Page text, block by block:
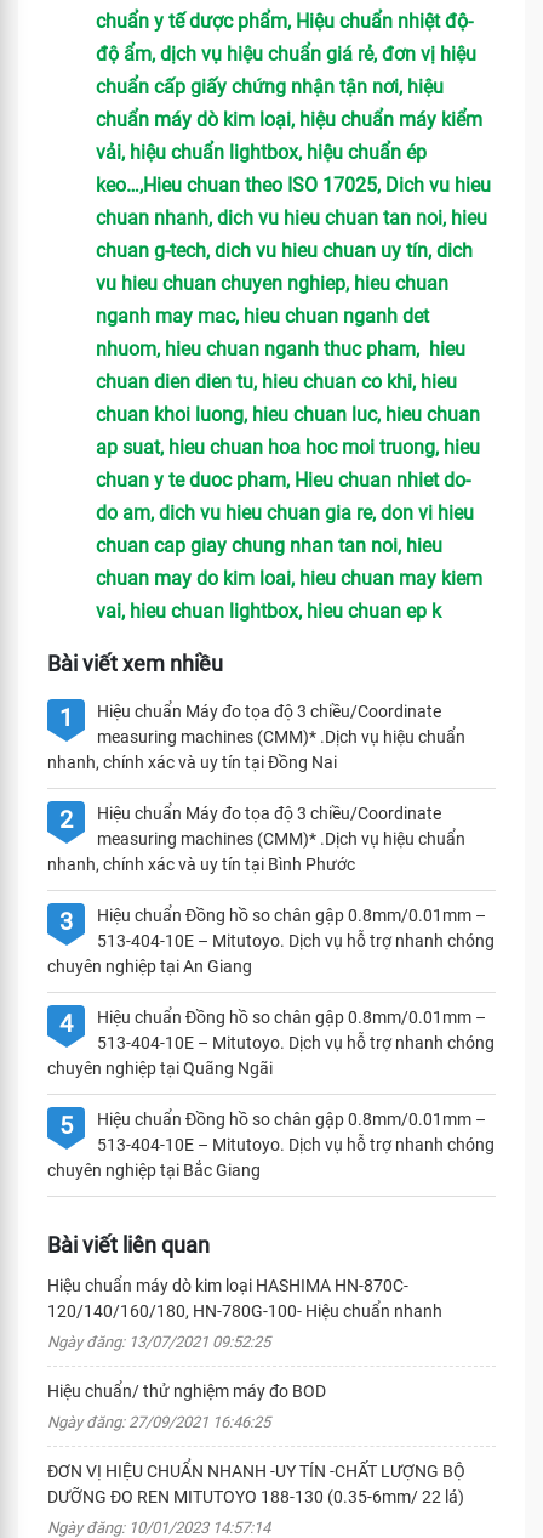
chuẩn y tế dược phẩm, Hiệu chuẩn nhiệt độ-
độ ẩm, dịch vụ hiệu chuẩn giá rẻ, đơn vị hiệu
chuẩn cấp giấy chứng nhận tận nơi, hiệu
chuẩn máy dò kim loại, hiệu chuẩn máy kiểm
vải, hiệu chuẩn lightbox, hiệu chuẩn ép
keo…,Hieu chuan theo ISO 17025, Dich vu hieu
chuan nhanh, dich vu hieu chuan tan noi, hieu
chuan g-tech, dich vu hieu chuan uy tín, dich
vu hieu chuan chuyen nghiep, hieu chuan
nganh may mac, hieu chuan nganh det
nhuom, hieu chuan nganh thuc pham, hieu
chuan dien dien tu, hieu chuan co khi, hieu
chuan khoi luong, hieu chuan luc, hieu chuan
ap suat, hieu chuan hoa hoc moi truong, hieu
chuan y te duoc pham, Hieu chuan nhiet do-
do am, dich vu hieu chuan gia re, don vi hieu
chuan cap giay chung nhan tan noi, hieu
chuan may do kim loai, hieu chuan may kiem
vai, hieu chuan lightbox, hieu chuan ep k
Bài viết xem nhiều
1
Hiệu chuẩn Máy đo tọa độ 3 chiều/Coordinate
measuring machines (CMM)* .Dịch vụ hiệu chuẩn
nhanh, chính xác và uy tín tại Đồng Nai
2
Hiệu chuẩn Máy đo tọa độ 3 chiều/Coordinate
measuring machines (CMM)* .Dịch vụ hiệu chuẩn
nhanh, chính xác và uy tín tại Bình Phước
3
Hiệu chuẩn Đồng hồ so chân gập 0.8mm/0.01mm –
513-404-10E – Mitutoyo. Dịch vụ hỗ trợ nhanh chóng
chuyên nghiệp tại An Giang
4
Hiệu chuẩn Đồng hồ so chân gập 0.8mm/0.01mm –
513-404-10E – Mitutoyo. Dịch vụ hỗ trợ nhanh chóng
chuyên nghiệp tại Quãng Ngãi
5
Hiệu chuẩn Đồng hồ so chân gập 0.8mm/0.01mm –
513-404-10E – Mitutoyo. Dịch vụ hỗ trợ nhanh chóng
chuyên nghiệp tại Bắc Giang
Bài viết liên quan
Hiệu chuẩn máy dò kim loại HASHIMA HN-870C-
120/140/160/180, HN-780G-100- Hiệu chuẩn nhanh
Ngày đăng: 13/07/2021 09:52:25
Hiệu chuẩn/ thử nghiệm máy đo BOD
Ngày đăng: 27/09/2021 16:46:25
ĐƠN VỊ HIỆU CHUẨN NHANH -UY TÍN -CHẤT LƯỢNG BỘ
DƯỠNG ĐO REN MITUTOYO 188-130 (0.35-6mm/ 22 lá)
Ngày đăng: 10/01/2023 14:57:14